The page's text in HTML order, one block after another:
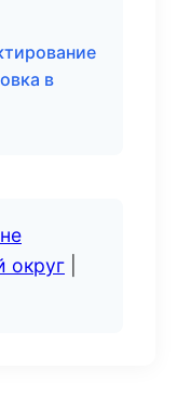
в
округ